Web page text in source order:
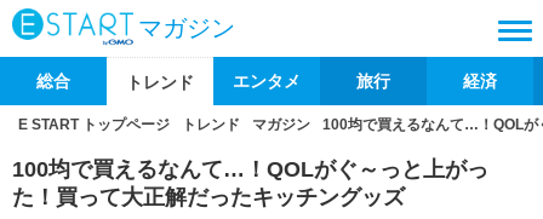
マガジン
総合 トレンド エンタメ 旅行 経済
E START トップページ トレンド マガジン 100均で買えるなんて…！QOLが
100均で買えるなんて…！QOLがぐ～っと上がっ
た！買って大正解だったキッチングッズ